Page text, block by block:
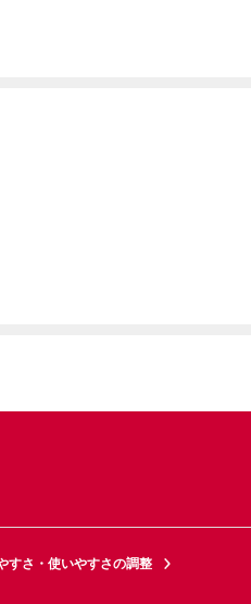
すさ・使いやすさの調整